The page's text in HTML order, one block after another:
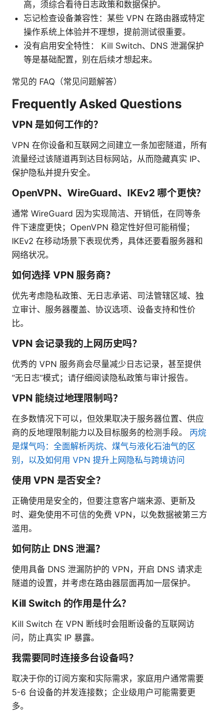
高，须综合看待日志政策和数据保护。
忘记检查设备兼容性：某些 VPN 在路由器或特定
操作系统上体验并不理想，提前测试很重要。
没有启用安全特性： Kill Switch、DNS 泄漏保护
等是基础配置，别在后续才想起来。
常见的 FAQ（常见问题解答）
Frequently Asked Questions
VPN 是如何工作的？
VPN 在你设备和互联网之间建立一条加密隧道，所有
流量经过该隧道再到达目标网站，从而隐藏真实 IP、
保护隐私并提升安全。
OpenVPN、WireGuard、IKEv2 哪个更快？
通常 WireGuard 因为实现简洁、开销低，在同等条
件下速度更快；OpenVPN 稳定性好但可能稍慢；
IKEv2 在移动场景下表现优秀，具体还要看服务器和
网络状况。
如何选择 VPN 服务商？
优先考虑隐私政策、无日志承诺、司法管辖区域、独
立审计、服务器覆盖、协议选项、设备支持和性价
比。
VPN 会记录我的上网历史吗？
优秀的 VPN 服务商会尽量减少日志记录，甚至提供
“无日志”模式；请仔细阅读隐私政策与审计报告。
VPN 能绕过地理限制吗？
在多数情况下可以，但效果取决于服务器位置、供应
商的反地理限制能力以及目标服务的检测手段。 丙烷
是煤气吗：全面解析丙烷、煤气与液化石油气的区
别，以及如何用 VPN 提升上网隐私与跨境访问
使用 VPN 是否安全？
正确使用是安全的，但要注意客户端来源、更新及
时、避免使用不可信的免费 VPN，以免数据被第三方
滥用。
如何防止 DNS 泄漏？
使用具备 DNS 泄漏防护的 VPN，开启 DNS 请求走
隧道的设置，并考虑在路由器层面再加一层保护。
Kill Switch 的作用是什么？
Kill Switch 在 VPN 断线时会阻断设备的互联网访
问，防止真实 IP 暴露。
我需要同时连接多台设备吗？
取决于你的订阅方案和实际需求，家庭用户通常需要
5-6 台设备的并发连接数；企业级用户可能需要更
多。